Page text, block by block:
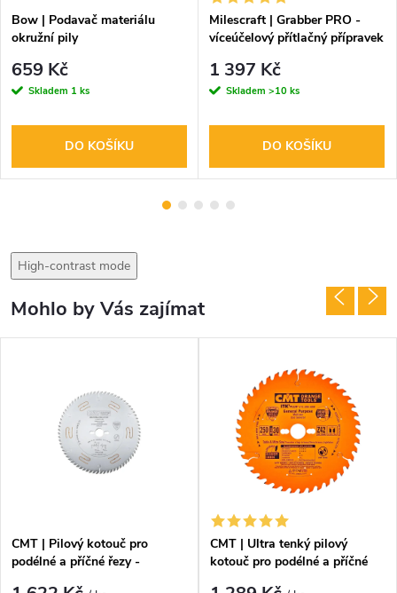
Bow | Podavač materiálu
okružní pily
659 Kč
Skladem 1 ks
DO KOŠÍKU
Milescraft | Grabber PRO -
víceúčelový přítlačný přípravek
1 397 Kč
Skladem >10 ks
DO KOŠÍKU
High-contrast mode
Mohlo by Vás zajímat
CMT | Pilový kotouč pro
podélné a příčné řezy -
CMT | Ultra tenký pilový
kotouč pro podélné a příčné